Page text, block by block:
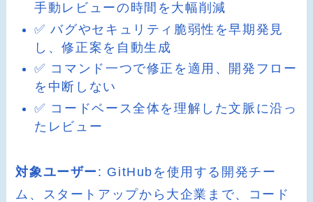
手動レビューの時間を大幅削減
✅ バグやセキュリティ脆弱性を早期発見
し、修正案を自動生成
✅ コマンド一つで修正を適用、開発フロー
を中断しない
✅ コードベース全体を理解した文脈に沿っ
たレビュー
対象ユーザー: GitHubを使用する開発チー
ム、スタートアップから大企業まで、コード